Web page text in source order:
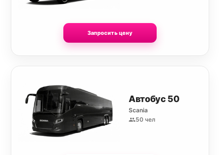
Запросить цену
Автобус 50
Scania
50 чел